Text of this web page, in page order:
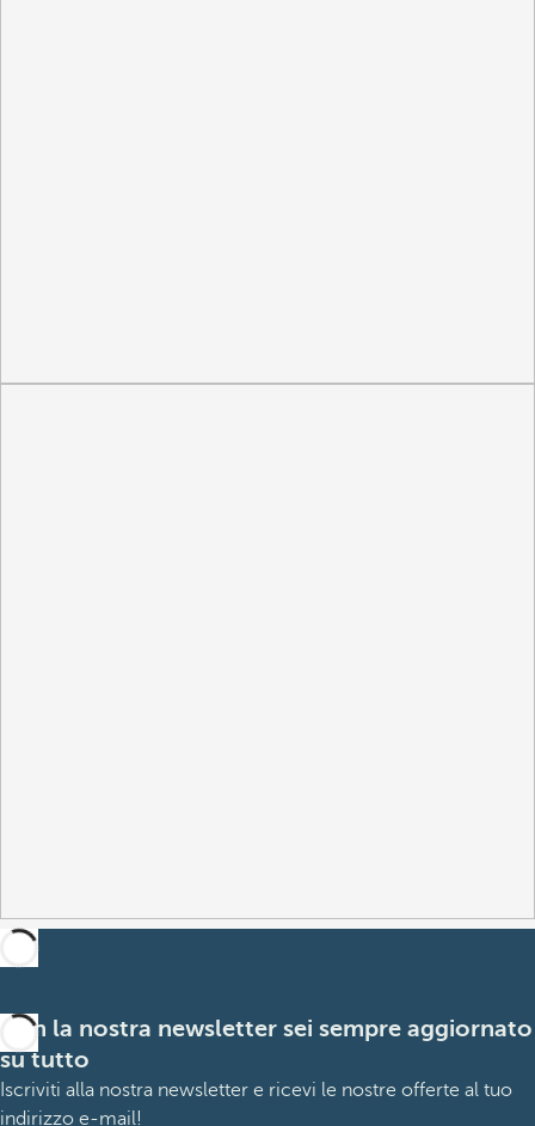
Con la nostra newsletter sei sempre aggiornato
su tutto
Iscriviti alla nostra newsletter e ricevi le nostre offerte al tuo
indirizzo e-mail!